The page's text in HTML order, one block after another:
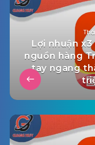
Lợi nhuận
nguồn hàng
tay ngang